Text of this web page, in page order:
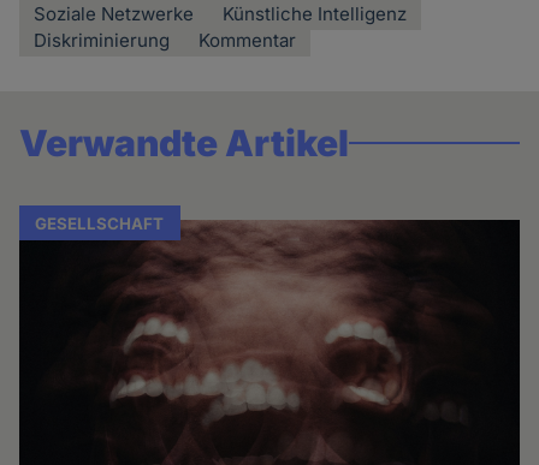
Soziale Netzwerke
Künstliche Intelligenz
Diskriminierung
Kommentar
Verwandte Artikel
GESELLSCHAFT